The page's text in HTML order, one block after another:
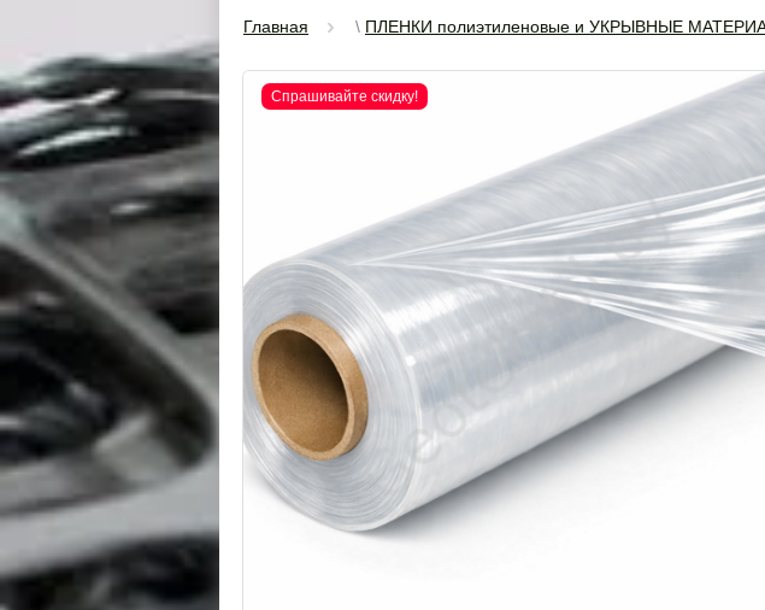
Главная \ ПЛЕНКИ полиэтиленовые и УКРЫВНЫЕ
Спрашивайте скидку!